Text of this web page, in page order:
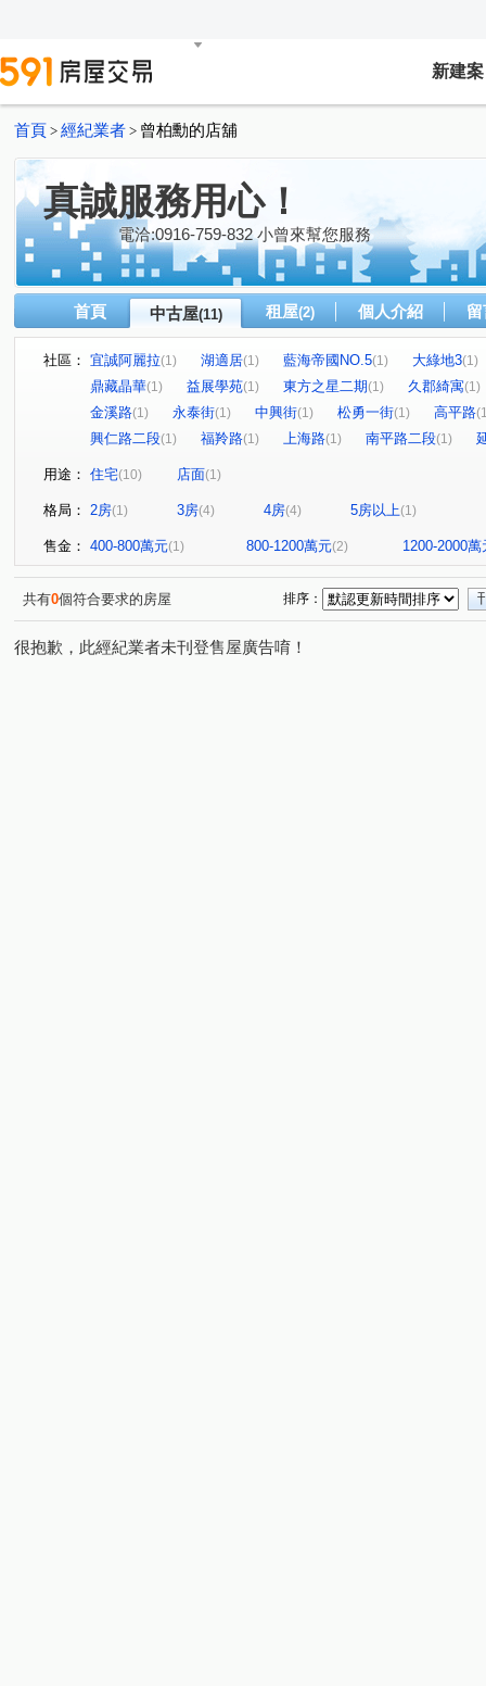
新建案
首頁 > 經紀業者 > 曾柏勳的店舖
真誠服務用心！
電洽:0916-759-832 小曾來幫您服務
首頁 中古屋(11) 租屋(2) 個人介紹
社區： 宜誠阿麗拉(1) 湖適居(1) 藍海帝國NO.5(1) 大綠地3(1)
鼎藏晶華(1) 益展學苑(1) 東方之星二期(1) 久郡綺寓(1)
金溪路(1) 永泰街(1) 中興街(1) 松勇一街(1) 高平路
興仁路二段(1) 福羚路(1) 上海路(1) 南平路二段(1)
用途： 住宅(10) 店面(1)
格局： 2房(1) 3房(4) 4房(4) 5房以上(1)
售金： 400-800萬元(1) 800-1200萬元(2) 1200-2000萬
共有0個符合要求的房屋 排序：
很抱歉，此經紀業者未刊登售屋廣告唷！